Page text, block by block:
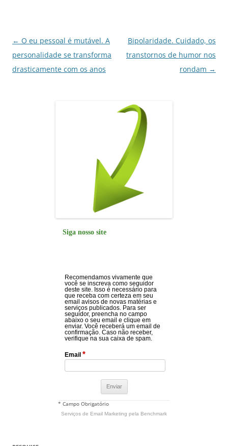
k
Navegação
de
posts
← O eu pessoal é mutável. A
personalidade se transforma
drasticamente com os anos
Bipolaridade. Cuidado, os
transtornos de humor nos
rondam →
Siga nosso site
Recomendamos vivamente que
você se inscreva como seguidor
deste site. Isso é necessário para
que receba com certeza em seu
email avisos de novas matérias e
serviços publicados. Para ser
seguidor, preencha no campo
abaixo o seu email e clique em
enviar. Você receberá um email de
confirmação. Caso não receber,
verifique na sua caixa de spam.
Email *
* Campo Obrigatório
Serviços de Email Marketing pela Benchmark